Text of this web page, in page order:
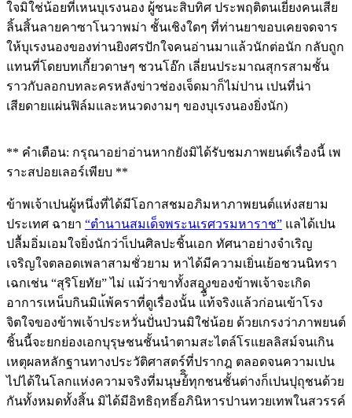
ใจมิใช่น้อยที่เหนบุเรงนอง ผู้ชนะสิบทิศ ประพฤติตนเยี่ยงคนเสีย
ลิ้นสิ้นลายคาซาโนวาพม่า ชั้นเชิงใดๆ ที่ท่านยาขอบเคยจดจาร
ให้บุเรงนองของท่านยิงศรปักใจคนอ่านมาแล้วนักต่อนัก กลับถูก
แทนที่โดยบทเกี้ยวดาษๆ ชวนโอ๊ก เลี่ยนประมาณสุกรสามชั้น
ราวกับลอกบทละครหลังข่าวช่องเจ็ดมาก็ไม่ปาน เปนที่น่า
เสียดายแผ่นฟิล์มและหนวดงามๆ ของบุเรงนองยิ่งนัก)
** คำเตือน: กรุณาอย่าอ่านหากยังมิได้รับชมภาพยนต์เรื่องนี้ เพ
ราะสปอยเลอร์เพียบ **
ข้าพเจ้าเปนผู้หนึ่งที่ได้มีโอกาสชมอภิมหาภาพยนต์แห่งสยาม
ประเทศ ฉายา “ตำนานสมเด็จพระนเรศวรมหาราช” แลได้เปน
ปลื้มอิ่มเอมใจยิ่งนักว่าเ็ปนศิลปะชิ้นเอก ทัศนาอย่างจำเริญ
เจริญใจตลอดเพลาสามชั่วยาม หาได้มีความเยิ่นเย้อชวนนิทรา
เฉกเช่น “สุริโยทัย” ไม่ แม้ว่าขาทั้งสองของข้าพเจ้าจะเกิด
อาการเหน็บกินมิแ้พ้คราที่ดูเรื่องนั้น แ้ื้ท้จริงแล้วก่อนเข้าโรง
จิตใจของข้าพเจ้าประหวั่นปั่นป่วนมิใช่น้อย ด้วยเกรงว่าภาพยนต์
ชิ้นนี้จะยกย่องเอกบุรุษชนชั้นนำตามสะไตล์โรแยลลิสม์จนเกิน
เหตุผลหลักฐานทางประวัติศาสตร์ที่ปรากฎ ตลอดจนความเปน
ไปได้ในโลกแห่งความจริงที่มนุษย์ิิทุกชนชั้นต่างก็เปนปุถุชนด้วย
กันทั้งหมดทั้งสิ้น มิได้มีอิทธิฤทธิ์อภินิหารปานทวยเทพในสวรรค์